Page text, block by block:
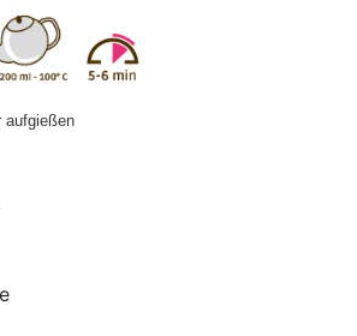
aufgießen